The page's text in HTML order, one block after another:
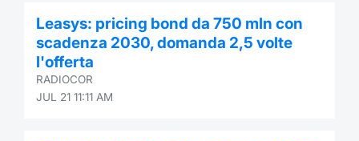
Leasys: pricing bond da 750 mln con
scadenza 2030, domanda 2,5 volte
l'offerta
RADIOCOR
JUL 21 11:11 AM